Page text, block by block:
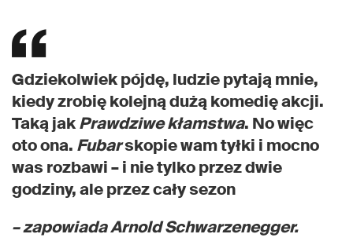
Gdziekolwiek pójdę, ludzie pytają mnie,
kiedy zrobię kolejną dużą komedię akcji.
Taką jakPrawdziwe kłamstwa. No więc
oto ona. Fubarskopie wam tyłki i mocno
was rozbawi – i nie tylko przez dwie
godziny, ale przez cały sezon
– zapowiada Arnold Schwarzenegger.